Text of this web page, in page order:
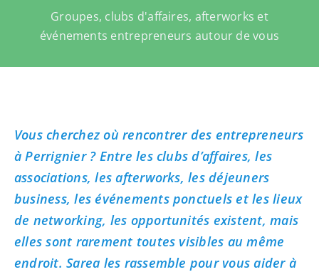
Groupes, clubs d'affaires, afterworks et
événements entrepreneurs autour de vous
Vous cherchez où rencontrer des entrepreneurs
à Perrignier ? Entre les clubs d’affaires, les
associations, les afterworks, les déjeuners
business, les événements ponctuels et les lieux
de networking, les opportunités existent, mais
elles sont rarement toutes visibles au même
endroit. Sarea les rassemble pour vous aider à